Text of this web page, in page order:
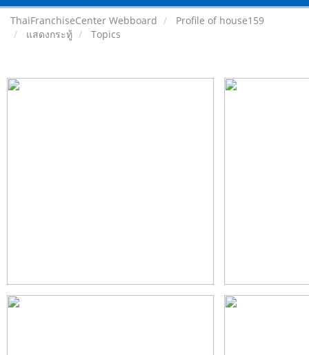
ThaiFranchiseCenter Webboard
Profile of house159
แสดงกระทู้
Topics